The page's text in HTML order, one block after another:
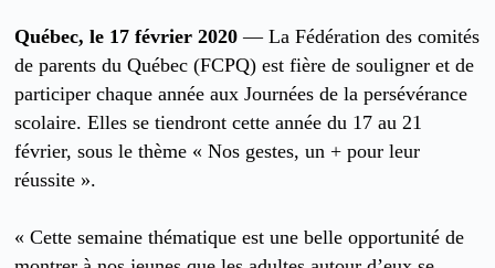
Québec, le 17 février 2020 — La Fédération des comités
de parents du Québec (FCPQ) est fière de souligner et de
participer chaque année aux Journées de la persévérance
scolaire. Elles se tiendront cette année du 17 au 21
février, sous le thème « Nos gestes, un + pour leur
réussite ».
« Cette semaine thématique est une belle opportunité de